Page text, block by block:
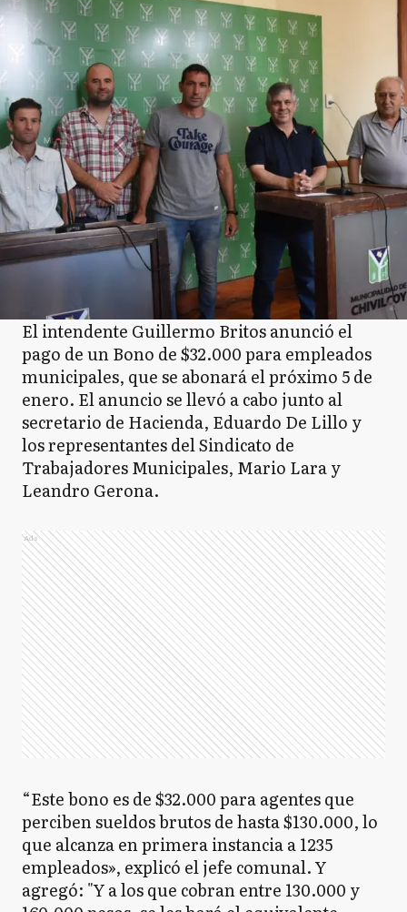
El intendente Guillermo Britos anunció el
pago de un Bono de $32.000 para empleados
municipales, que se abonará el próximo 5 de
enero. El anuncio se llevó a cabo junto al
secretario de Hacienda, Eduardo De Lillo y
los representantes del Sindicato de
Trabajadores Municipales, Mario Lara y
Leandro Gerona.
Ads
“Este bono es de $32.000 para agentes que
perciben sueldos brutos de hasta $130.000, lo
que alcanza en primera instancia a 1235
empleados», explicó el jefe comunal. Y
agregó: "Y a los que cobran entre 130.000 y